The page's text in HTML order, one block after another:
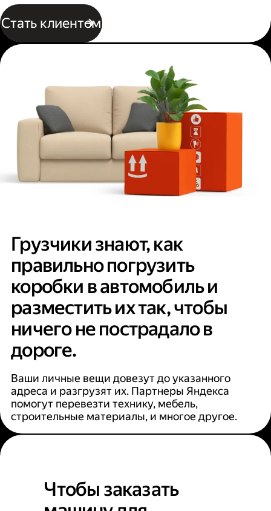
Стать клиентом
Грузчики знают, как
правильно погрузить
коробки в автомобиль и
разместить их так, чтобы
ничего не пострадало в
дороге.
Ваши личные вещи довезут до указанного
адреса и разгрузят их. Партнеры Яндекса
помогут перевезти технику, мебель,
строительные материалы, и многое другое.
Чтобы заказать